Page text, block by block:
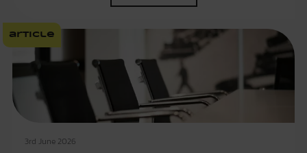
article
3rd June 2026